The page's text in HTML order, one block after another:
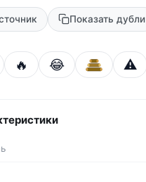
Показать дубли
🔥 😂 ⚠️